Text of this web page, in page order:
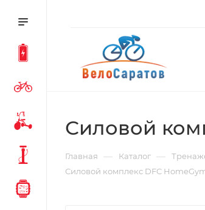
Силовой
Главная — Каталог —
Силовой комплекс DFC